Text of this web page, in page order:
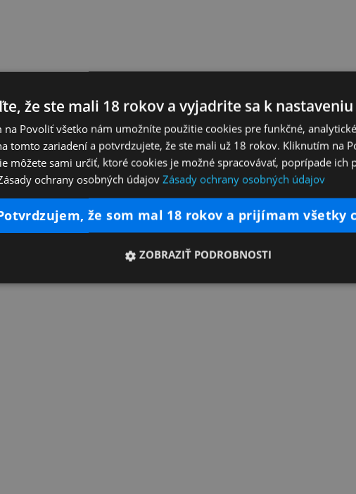
že ste mali 18 rokov a vyjadrite sa k
na Povoliť všetko nám umožníte použitie cookies pre funkčné,
tomto zariadení a potvrdzujete, že ste mali už 18 rokov. Kliknutím na
môžete sami určiť, ktoré cookies je možné spracovávať, poprípade ich
ochrany osobných údajovZásady ochrany osobných údajov
potvrdzujem, že som mal 18 rokov a prijímam všetky
ZOBRAZIŤ PODROBNOSTI